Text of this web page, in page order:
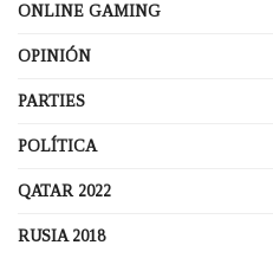
ONLINE GAMING
OPINIÓN
PARTIES
POLÍTICA
QATAR 2022
RUSIA 2018